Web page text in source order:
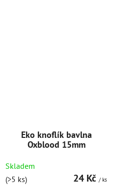
Eko knoflík bavlna
Oxblood 15mm
Skladem
(>5 ks)
24 Kč / ks